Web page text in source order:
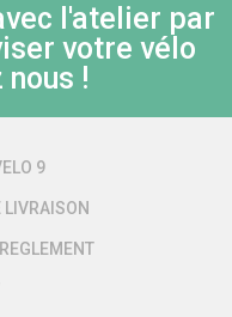
l'atelier par
votre vélo
nous !
9
LIVRAISON